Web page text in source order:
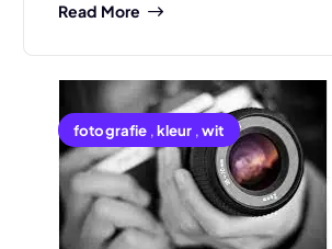
Read More
fotografie ,kleur ,wit